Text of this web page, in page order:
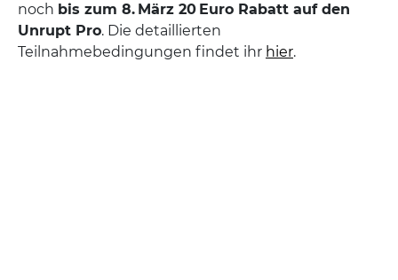
noch bis zum 8. März 20 Euro Rabatt auf den
Unrupt Pro. Die detaillierten
Teilnahmebedingungen findet ihr hier.